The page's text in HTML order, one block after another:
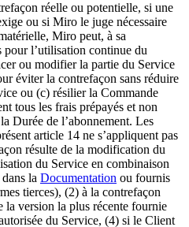
réelle ou potentielle, si une
ou si Miro le juge nécessaire
Miro peut, à sa
l’utilisation continue du
ou modifier la partie du Service
éviter la contrefaçon sans réduire
ou (c) résilier la Commande
tous les frais prépayés et non
Durée de l’abonnement. Les
article 14 ne s’appliquent pas
résulte de la modification du
du Service en combinaison
la Documentation ou fournis
tierces), (2) à la contrefaçon
la version la plus récente fournie
du Service, (4) si le Client